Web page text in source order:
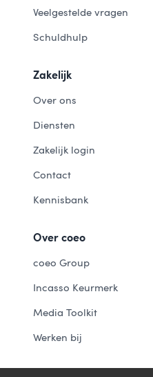
Veelgestelde vragen
Schuldhulp
Zakelijk
Over ons
Diensten
Zakelijk login
Contact
Kennisbank
Over coeo
coeo Group
Incasso Keurmerk
Media Toolkit
Werken bij